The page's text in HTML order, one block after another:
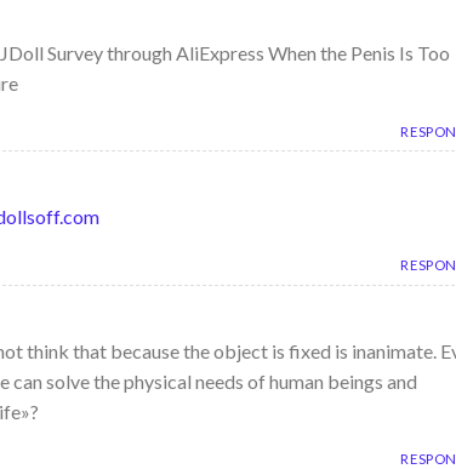
Survey through AliExpress When the Penis Is Too
think that because the object is fixed is inanimate.
can solve the physical needs of human beings and